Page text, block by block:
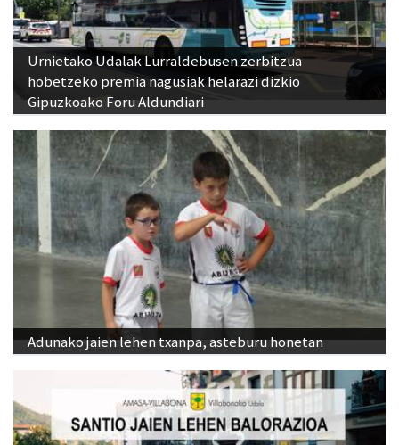
Urnietako Udalak Lurraldebusen zerbitzua
hobetzeko premia nagusiak helarazi dizkio
Gipuzkoako Foru Aldundiari
Adunako jaien lehen txanpa, asteburu honetan